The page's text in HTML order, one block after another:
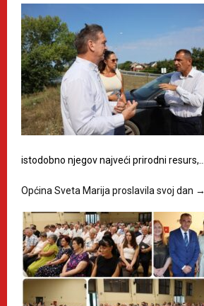
istodobno njegov najveći prirodni resurs,…
Općina Sveta Marija proslavila svoj dan →